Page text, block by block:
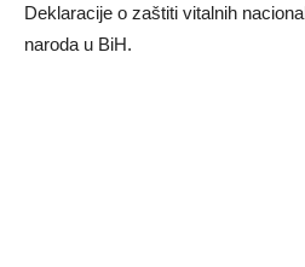
Deklaracije o zaštiti vitalnih
naroda u BiH.